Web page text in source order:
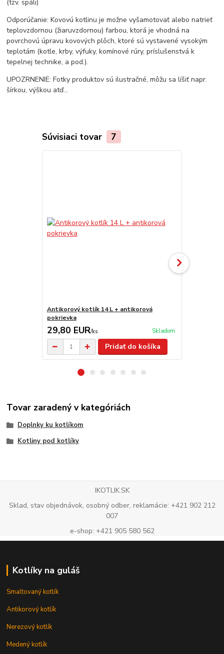
(tzv. spáli)
Odporúčanie: Kovovú kotlinu je možne vyšamotovať alebo natrieť
teplovzdornou (žiaruvzdornou) farbou, ktorá je vhodná na
povrchovú úpravu kovových plôch, ktoré sú vystavené vysokým
teplotám (kotle, krby, výfuky, komínové rúry, príslušenstvá k
tepelnej technike, a pod.).
UPOZRNENIE: Fotky produktov sú ilustračné, môžu sa líšiť napr.
šírkou, výškou atď...
Súvisiaci tovar 7
Antikorový kotlík 14 L + antikorová
pokrievka
29,80 EUR/ks Skladom
Pridať do košíka
Tovar zaradený v kategóriách
Doplnky ku kotlíkom
Kotliny pod kotlíky
IKOTLIK.SK
Sklad, stav objednávok, osobný odber, reklamácie: +421 902 212
007
e-shop: +421 905 580 562
Kotlíky na guláš
Smaltovaný kotlík
Antikorový kotlík
Nerezový kotlík
Medený kotlík